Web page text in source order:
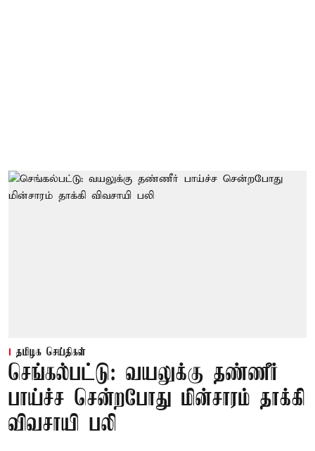
தமிழக செய்திகள்
செங்கல்பட்டு: வயலுக்கு தண்ணீர்
பாய்ச்ச சென்றபோது மின்சாரம் தாக்கி
விவசாயி பலி